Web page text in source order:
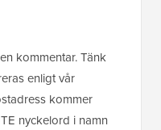
kommentar. Tänk
enligt vår
kommer
nyckelord i namn